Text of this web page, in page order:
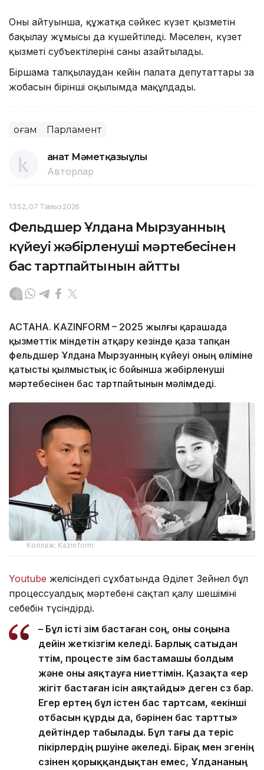
Оның айтуынша, құжатқа сәйкес күзет қызметін
бақылау жұмысы да күшейтіледі. Мәселен, күзет
қызметі субъектілерінің саны азайтылады.
Біршама талқылаудан кейін палата депутаттары заң
жобасын бірінші оқылымда мақұлдады.
Қоғам Парламент
Қанат Мәметқазыұлы
Авторлар
13:52, 07 Тамыз 2026
Фельдшер Ұлдана Мырзуанның
күйеуі жәбірленуші мәртебесінен
бас тартпайтынын айтты
АСТАНА. KAZINFORM – 2025 жылғы қарашада
қызметтік міндетін атқару кезінде қаза тапқан
фельдшер Ұлдана Мырзуанның күйеуі оның өліміне
қатысты қылмыстық іс бойынша жәбірленуші
мәртебесінен бас тартпайтынын мәлімдеді.
Коллаж: Kazinform
Youtube желісіндегі сұхбатында Әділет Зейнел бұл
процессуалдық мәртебені сақтап қалу шешімінің
себебін түсіндірді.
– Бұл істі өзім бастаған соң, оны соңына
дейін жеткізгім келеді. Барлық сатыдан
өттім, процесте өзім бастамашы болдым
және оны аяқтауға ниеттімін. Қазақта «ер
жігіт бастаған ісін аяқтайды» деген сөз бар.
Егер ертең бұл істен бас тартсам, «екінші
отбасын құрды да, бәрінен бас тартты»
дейтіндер табылады. Бұл тағы да теріс
пікірлердің өршуіне әкеледі. Бірақ мен өзгенің
сөзінен қорыққандықтан емес, Ұлдананың